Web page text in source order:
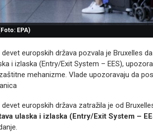
EPA)
devet europskih država pozvala je Bruxelles
i izlaska (Entry/Exit System – EES),
mehanizme. Vlade upozoravaju da
devet europskih država zatražila je od
ulaska i izlaska (Entry/Exit System –